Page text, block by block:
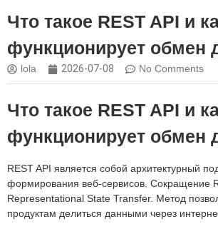
Что такое REST API и
функционирует обмен
lola 2026-07-08 No Comments
Что такое REST API и
функционирует обмен
REST API является собой архитектурный
формирования веб-сервисов. Сокращение
Representational State Transfer. Метод
продуктам делиться данными через